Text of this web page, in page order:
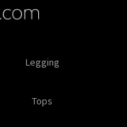
Toda loja
Moda feminina
Moda masculino
Moda intima masculina
Legging
Tops
Comestiveis
Lançamentos